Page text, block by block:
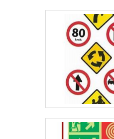
nesse tipo de comércio é a
anos de experiência, a
equipamentos de última
atender com maestria cada
vantagens da instalação dos
destacar o fato de:
velocidade, organização e
Incentivar o tráfego
velocidade determinada na
do veículo que se aproxima;